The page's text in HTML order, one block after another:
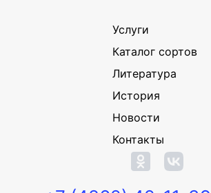
Услуги
Каталог сортов
Литература
История
Новости
Контакты